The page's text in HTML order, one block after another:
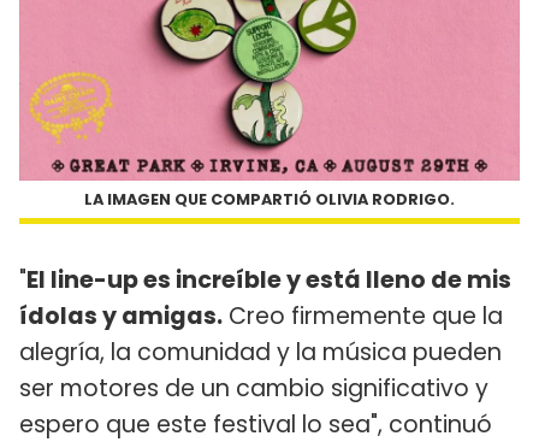
LA IMAGEN QUE COMPARTIÓ OLIVIA RODRIGO.
"El line-up es increíble y está lleno de mis
ídolas y amigas. Creo firmemente que la
alegría, la comunidad y la música pueden
ser motores de un cambio significativo y
espero que este festival lo sea", continuó